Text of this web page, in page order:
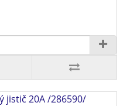
jistič 20A /286590/